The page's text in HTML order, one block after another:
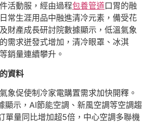
活動服，經由過程包養管道口胃的融
常生涯用品中融進清冷元素，備受花
財產成長研討院數據顯示，低溫氣象
需求迸發式增加，清冷眼罩、冰淇
銷量連續攀升。
資料
象促使制冷家電購置需求加快開釋。
顯示，AI節能空調、新風空調等空調趨
單量同比增加超5倍，中心空調多聯機